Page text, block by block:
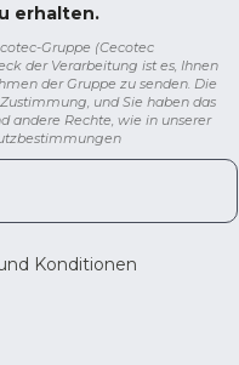
erhalten.
Gruppe (Cecotec
der Verarbeitung ist es, Ihnen
der Gruppe zu senden. Die
und Sie haben das
andere Rechte, wie in unserer
Konditionen